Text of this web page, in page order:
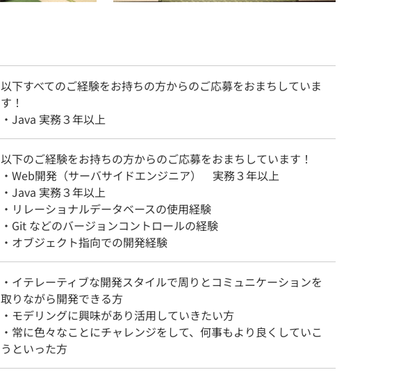
以下すべてのご経験をお持ちの方からのご応募をおまちしていま
す！
・Java 実務３年以上
以下のご経験をお持ちの方からのご応募をおまちしています！
・Web開発（サーバサイドエンジニア） 実務３年以上
・Java 実務３年以上
・リレーショナルデータベースの使用経験
・Git などのバージョンコントロールの経験
・オブジェクト指向での開発経験
・イテレーティブな開発スタイルで周りとコミュニケーションを
取りながら開発できる方
・モデリングに興味があり活用していきたい方
・常に色々なことにチャレンジをして、何事もより良くしていこ
うといった方